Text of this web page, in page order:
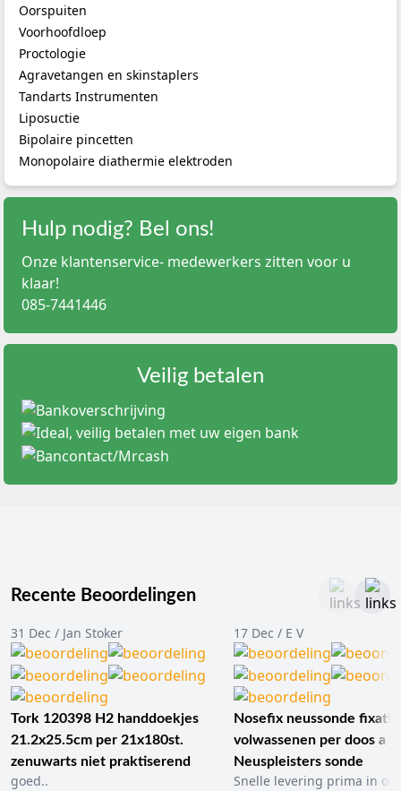
Oorspuiten
Voorhoofdloep
Proctologie
Agravetangen en skinstaplers
Tandarts Instrumenten
Liposuctie
Bipolaire pincetten
Monopolaire diathermie elektroden
Hulp nodig? Bel ons!
Onze klantenservice- medewerkers zitten voor u
klaar!
085-7441446
Veilig betalen
Recente Beoordelingen
31 Dec / Jan Stoker
Tork 120398 H2 handdoekjes
21.2x25.5cm per 21x180st.
zenuwarts niet praktiserend
goed..
17 Dec / E V
Nosefix neussonde
volwassenen per doos a
Neuspleisters sonde
Snelle levering prima in